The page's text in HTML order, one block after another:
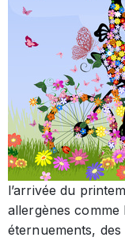
l’arrivée du
allergènes comme
éternuements,